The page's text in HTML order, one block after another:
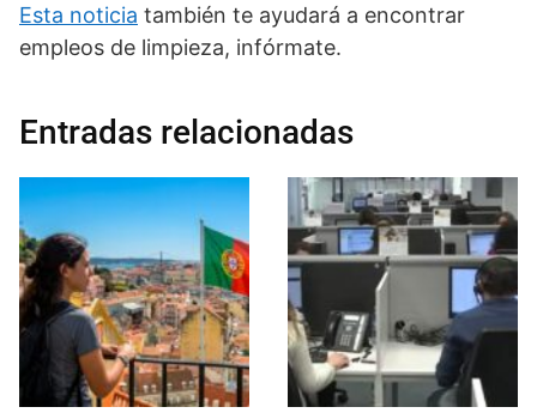
Esta noticia también te ayudará a encontrar
empleos de limpieza, infórmate.
Entradas relacionadas